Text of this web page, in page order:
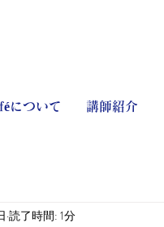
について 講師紹介
読了時間: 1分